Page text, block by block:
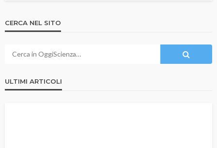
CERCA NEL SITO
ULTIMI ARTICOLI